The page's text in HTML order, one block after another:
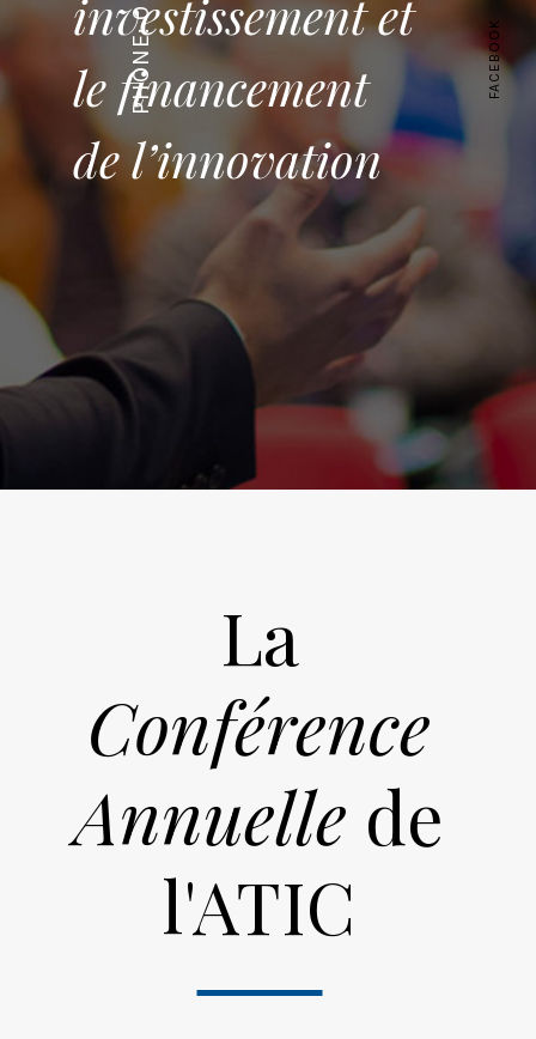
FACEBOOK
investissement et
le financement
de l’innovation
La
Conférence
Annuelle de
l'ATIC